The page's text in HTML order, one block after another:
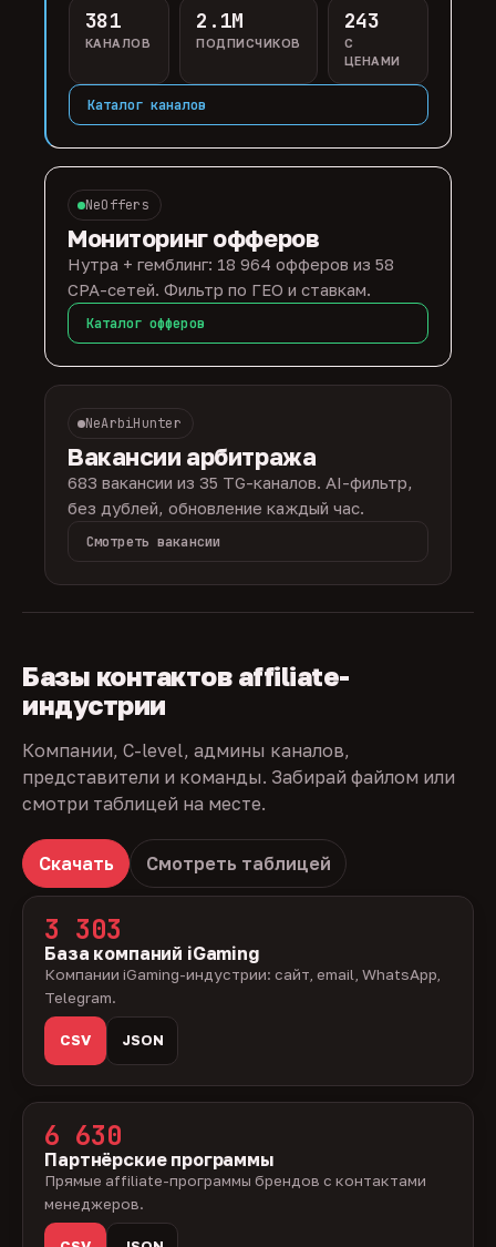
381
КАНАЛОВ
2.1M
ПОДПИСЧИКОВ
243
С
ЦЕНАМИ
Каталог каналов
NeOffers
Мониторинг офферов
Нутра + гемблинг: 18 964 офферов из 58
CPA-сетей. Фильтр по ГЕО и ставкам.
Каталог офферов
NeArbiHunter
Вакансии арбитража
683 вакансии из 35 TG-каналов. AI-фильтр,
без дублей, обновление каждый час.
Смотреть вакансии
Базы контактов affiliate-
индустрии
Компании, C-level, админы каналов,
представители и команды. Забирай файлом или
смотри таблицей на месте.
Скачать Смотреть таблицей
3 303
База компаний iGaming
Компании iGaming-индустрии: сайт, email, WhatsApp,
Telegram.
CSV JSON
6 630
Партнёрские программы
Прямые affiliate-программы брендов с контактами
менеджеров.